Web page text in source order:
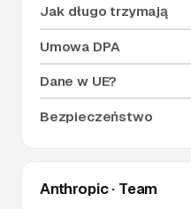
Anthropic · Team